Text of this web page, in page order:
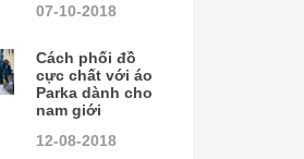
07-10-2018
Cách phối đồ
cực chất với áo
Parka dành cho
nam giới
12-08-2018